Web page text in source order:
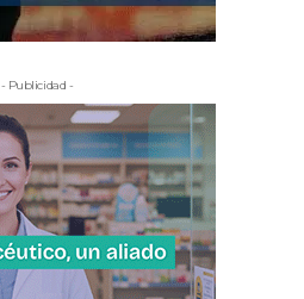
- Publicidad -